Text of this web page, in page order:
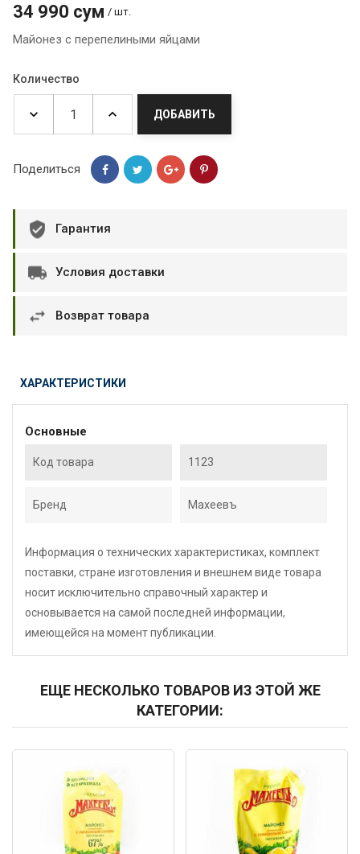
34 990 сум / шт.
Майонез с перепелиными яйцами
Количество
ДОБАВИТЬ
Поделиться
Гарантия
Условия доставки
Возврат товара
ХАРАКТЕРИСТИКИ
Основные
Код товара 1123
Бренд Махеевъ
Информация о технических характеристиках, комплект
поставки, стране изготовления и внешнем виде товара
носит исключительно справочный характер и
основывается на самой последней информации,
имеющейся на момент публикации.
ЕЩЕ НЕСКОЛЬКО ТОВАРОВ ИЗ ЭТОЙ ЖЕ
КАТЕГОРИИ: